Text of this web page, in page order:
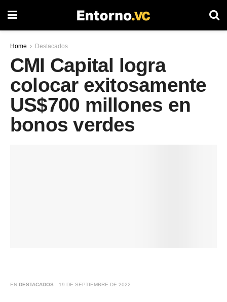
Home Destacados
CMI Capital logra
colocar exitosamente
US$700 millones en
bonos verdes
EN DESTACADOS 19 DE SEPTIEMBRE DE 2022